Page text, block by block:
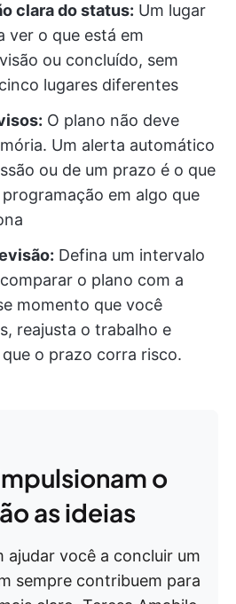
clara do status: Um lugar
ver o que está em
ou concluído, sem
lugares diferentes
O plano não deve
Um alerta automático
ou de um prazo é o que
em algo que
Defina um intervalo
o plano com a
momento que você
reajusta o trabalho e
o prazo corra risco.
o
as ideias
ajudar você a concluir um
sempre contribuem para